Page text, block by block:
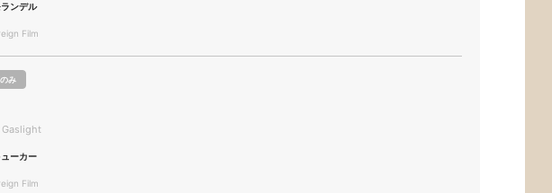
ンデル
Film
み
Gaslight
ーカー
Film